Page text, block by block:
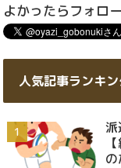
よかったらフォロ
人気記事ランキ
派